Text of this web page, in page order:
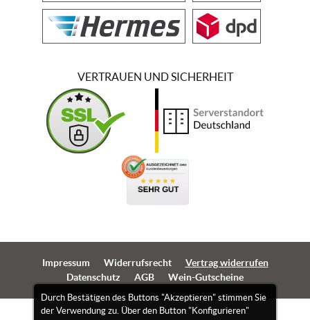
Durch Bestätigen des Buttons "Akzeptieren" stimmen Sie
der Verwendung zu. Über den Button "Konfigurieren"
VERTRAUEN UND SICHERHEIT
Impressum Widerrufsrecht
Vertrag widerrufen
Datenschutz
AGB Wein-Gutscheine